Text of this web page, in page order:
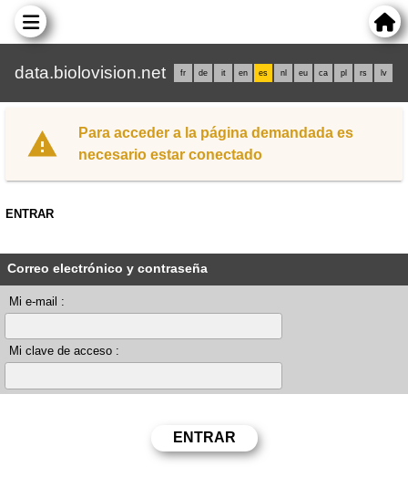
data.biolovision.net fr de it en es nl eu ca pl rs lv
Para acceder a la página demandada es
necesario estar conectado
ENTRAR
Correo electrónico y contraseña
Mi e-mail :
Mi clave de acceso :